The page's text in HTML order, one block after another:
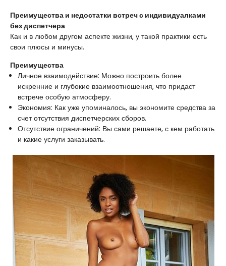
Преимущества и недостатки встреч с индивидуалками
без диспетчера
Как и в любом другом аспекте жизни, у такой практики есть
свои плюсы и минусы.
Преимущества
Личное взаимодействие: Можно построить более
искренние и глубокие взаимоотношения, что придаст
встрече особую атмосферу.
Экономия: Как уже упоминалось, вы экономите средства за
счет отсутствия диспетчерских сборов.
Отсутствие ограничений: Вы сами решаете, с кем работать
и какие услуги заказывать.